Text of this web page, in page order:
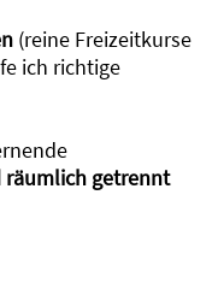
(reine Freizeitkurse
ich richtige
räumlich getrennt